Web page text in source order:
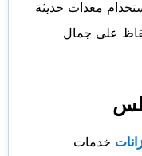
معدات حديثة
على جمال
خدمات